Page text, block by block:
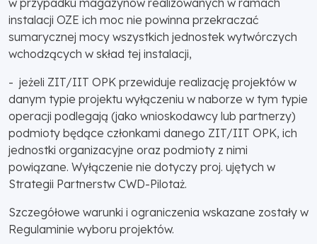
instalacji OZE ich moc nie powinna przekraczać
sumarycznej mocy wszystkich jednostek wytwórczych
wchodzących w skład tej instalacji,
- jeżeli ZIT/IIT OPK przewiduje realizację projektów w
danym typie projektu wyłączeniu w naborze w tym typie
operacji podlegają (jako wnioskodawcy lub partnerzy)
podmioty będące członkami danego ZIT/IIT OPK, ich
jednostki organizacyjne oraz podmioty z nimi
powiązane. Wyłączenie nie dotyczy proj. ujętych w
Strategii Partnerstw CWD-Pilotaż.
Szczegółowe warunki i ograniczenia wskazane zostały w
Regulaminie wyboru projektów.